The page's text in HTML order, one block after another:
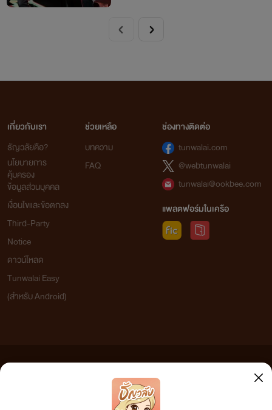
เกี่ยวกับเรา
ธัญวลัยคือ?
นโยบายการ
คุ้มครอง
ข้อมูลส่วนบุคคล
เงื่อนไขและข้อตกลง
Third-Party
Notice
ดาวน์โหลด
Tunwalai Easy
(สำหรับ Android)
ช่วยเหลือ
บทความ
FAQ
ช่องทางติดต่อ
tunwalai.com
@webtunwalai
tunwalai@ookbee.com
แพลตฟอร์มในเครือ
เว็บไซต์แห่งนี้ไม่ได้เห็นด้วยและไม่ขอรับผิดชอบต่อข้อความใดๆ ทั้งสิ้น ดังนั้นผู้อ่านทุกท่านโปรดใช้
วิจารณญาณในการกลั่นกรองด้วยตนเอง และหากท่านพบข้อความใดๆ ที่ขัดต่อกฎหมายและศีลธรรม